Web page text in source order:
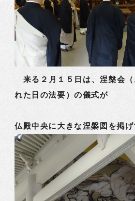
来る２月１５日は、涅槃会（
れた日の法要）の儀式が
仏殿中央に大きな涅槃図を掲げ